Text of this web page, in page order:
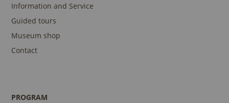
Information and Service
Guided tours
Museum shop
Contact
PROGRAM